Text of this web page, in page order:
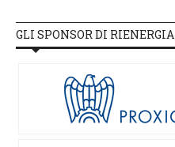
GLI SPONSOR DI RIENERGIA